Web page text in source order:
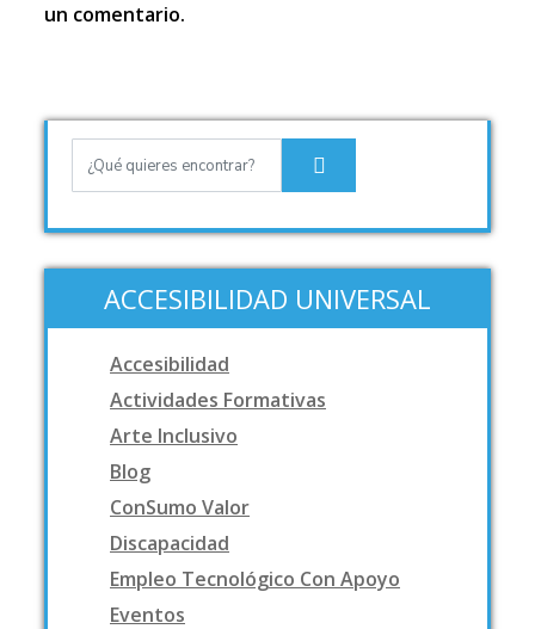
un comentario.
ACCESIBILIDAD UNIVERSAL
Accesibilidad
Actividades Formativas
Arte Inclusivo
Blog
ConSumo Valor
Discapacidad
Empleo Tecnológico Con Apoyo
Eventos